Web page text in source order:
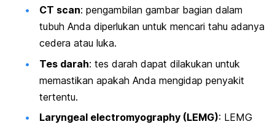
CT scan: pengambilan gambar bagian dalam
tubuh Anda diperlukan untuk mencari tahu adanya
cedera atau luka.
Tes darah: tes darah dapat dilakukan untuk
memastikan apakah Anda mengidap penyakit
tertentu.
Laryngeal electromyography (LEMG): LEMG